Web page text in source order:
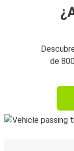
de